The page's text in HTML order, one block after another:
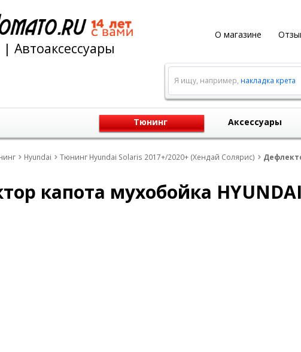
О магазине
Автоаксессуары
Я ищу, например, накладка крета
Тюнинг Аксессуары
Hyundai Тюнинг Hyundai Solaris 2017+/2020+ (Хендай Солярис)
капота мухобойка